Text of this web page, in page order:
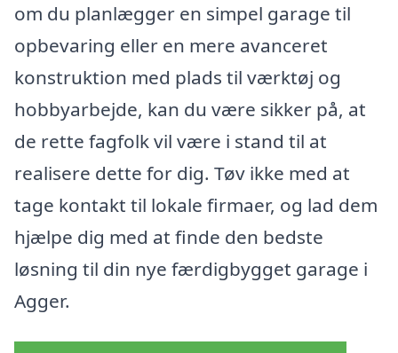
om du planlægger en simpel garage til
opbevaring eller en mere avanceret
konstruktion med plads til værktøj og
hobbyarbejde, kan du være sikker på, at
de rette fagfolk vil være i stand til at
realisere dette for dig. Tøv ikke med at
tage kontakt til lokale firmaer, og lad dem
hjælpe dig med at finde den bedste
løsning til din nye færdigbygget garage i
Agger.